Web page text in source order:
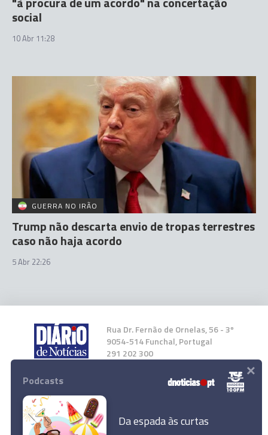
social
10 Abr 11:28
GUERRA NO IRÃO
Trump não descarta envio de tropas terrestres
caso não haja acordo
5 Abr 22:26
Rua Dr. Fernão de Ornelas, 56 - 3º
9054-514 Funchal, Portugal
291 202 300
Instale a nossa App
Podcasts
Da espada às curtas
×